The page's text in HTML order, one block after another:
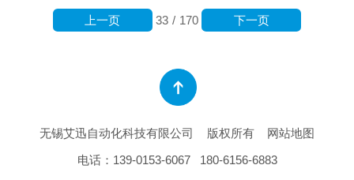
33 / 170
上一页 下一页
无锡艾迅自动化科技有限公司 版权所有
网站地图
电话： 139-0153-6067
180-6156-6883